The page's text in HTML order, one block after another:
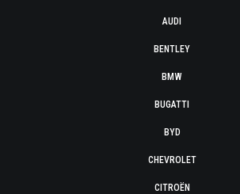
AUDI
BENTLEY
BMW
BUGATTI
BYD
CHEVROLET
CITROËN